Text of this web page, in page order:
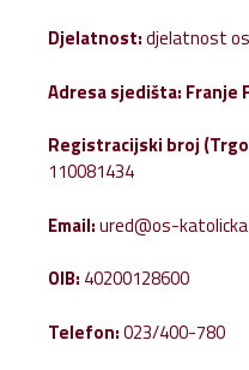
Djelatnost:djelatnost
Adresa sjedišta: Franje
Registracijski broj
110081434
Email:ured@os-
OIB: 40200128600
Telefon:023/400-780